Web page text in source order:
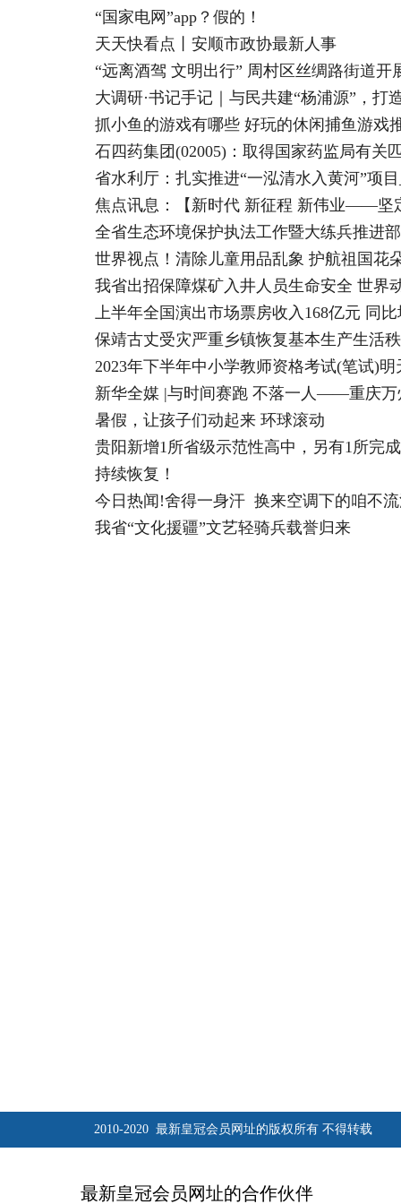
“国家电网”app？假的！
天天快看点丨安顺市政协最新人事
“远离酒驾 文明出行” 周村区丝绸路街道
大调研·书记手记｜与民共建“杨浦源”，打
抓小鱼的游戏有哪些 好玩的休闲捕鱼游戏
石四药集团(02005)：取得国家药监局有关
省水利厅：扎实推进“一泓清水入黄河”项
全省生态环境保护执法工作暨大练兵推进
世界视点！清除儿童用品乱象 护航祖国花
我省出招保障煤矿入井人员生命安全 世界
上半年全国演出市场票房收入168亿元 同比
保靖古丈受灾严重乡镇恢复基本生产生活
2023年下半年中小学教师资格考试(笔试)明
新华全媒 |与时间赛跑 不落一人——重庆万
暑假，让孩子们动起来 环球滚动
贵阳新增1所省级示范性高中，另有1所完
持续恢复！
今日热闻!舍得一身汗 换来空调下的咱不
我省“文化援疆”文艺轻骑兵载誉归来
2010-2020 最新皇冠会员网址的版权所有 不得转载
最新皇冠会员网址的合作伙伴